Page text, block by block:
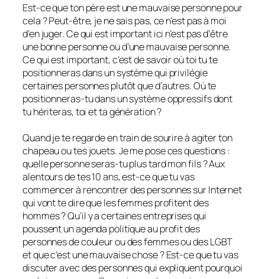
Est-ce que ton père est une mauvaise personne pour
cela ? Peut-être, je ne sais pas, ce n’est pas à moi
d’en juger. Ce qui est important ici n’est pas d’être
une bonne personne ou d’une mauvaise personne.
Ce qui est important, c’est de savoir où toi tu te
positionneras dans un système qui privilégie
certaines personnes plutôt que d’autres. Où te
positionneras-tu dans un système oppressifs dont
tu hériteras, toi et ta génération ?
Quand je te regarde en train de sourire à agiter ton
chapeau ou tes jouets. Je me pose ces questions :
quelle personne seras-tu plus tard mon fils ? Aux
alentours de tes 10 ans, est-ce que tu vas
commencer à rencontrer des personnes sur Internet
qui vont te dire que les femmes profitent des
hommes ? Qu’il y a certaines entreprises qui
poussent un agenda politique au profit des
personnes de couleur ou des femmes ou des LGBT
et que c’est une mauvaise chose ? Est-ce que tu vas
discuter avec des personnes qui expliquent pourquoi